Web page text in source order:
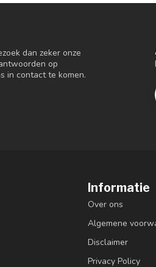
dan zeker onze
op
in contact te komen.
Informatie
Over ons
Algemene
Disclaimer
Privacy Policy